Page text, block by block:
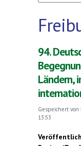
94.
Ländern,
Gespeichert von
13:53